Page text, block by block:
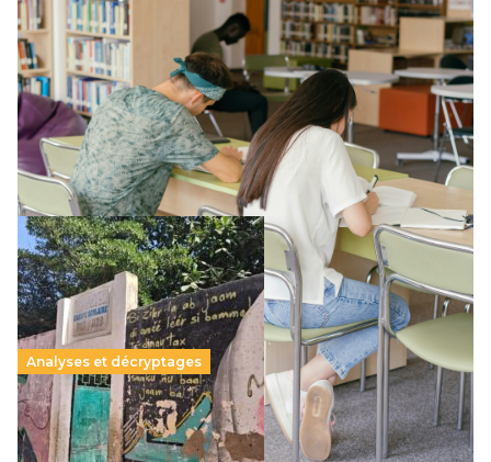
Supérieur privé : une dérive qui met à mal la
promesse républicaine
11 juillet 2026-
Le projet de loi sur la régulation de l’enseignement
supérieur privé met en lumière l’amplification d’un système
qui relègue l’acte pédagogique au superfétatoire, voire à…
Lire la suite →
Analyses et décryptages
258 millions d’enfants victimes de la guerre, des
chocs climatiques et des déplacements de